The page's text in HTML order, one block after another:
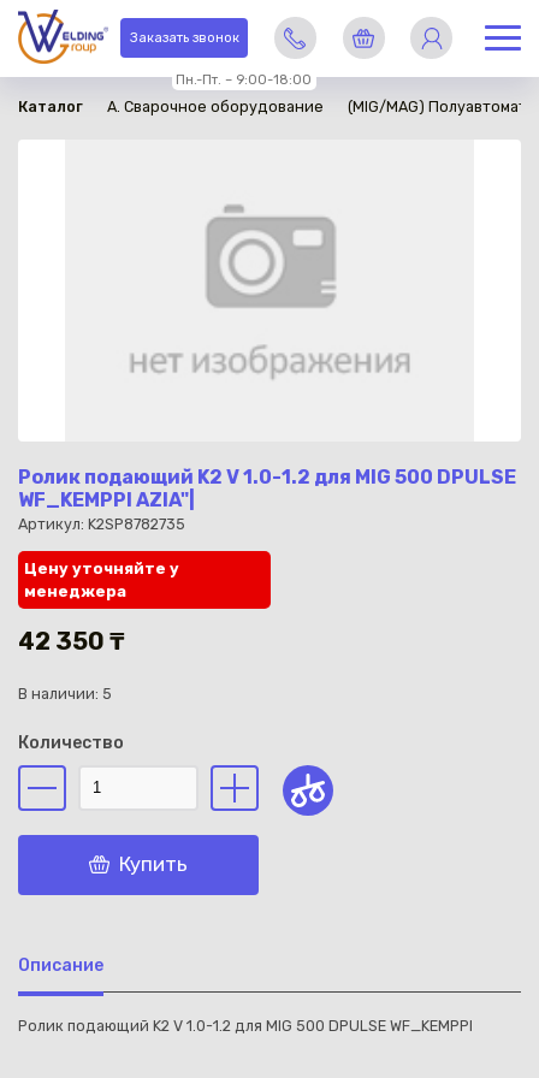
Заказать звонок
Пн.-Пт. – 9:00-18:00
Каталог A. Сварочное оборудование (MIG/MAG)
Ролик подающий K2 V 1.0-1.2 для MIG 500 DPULSE
WF_KEMPPI AZIA"|
Артикул: K2SP8782735
в наличии
Цену уточняйте у
менеджера
42 350 ₸
В наличии: 5
Количество
Купить
Описание
Ролик подающий K2 V 1.0-1.2 для MIG 500 DPULSE WF_KEMPPI